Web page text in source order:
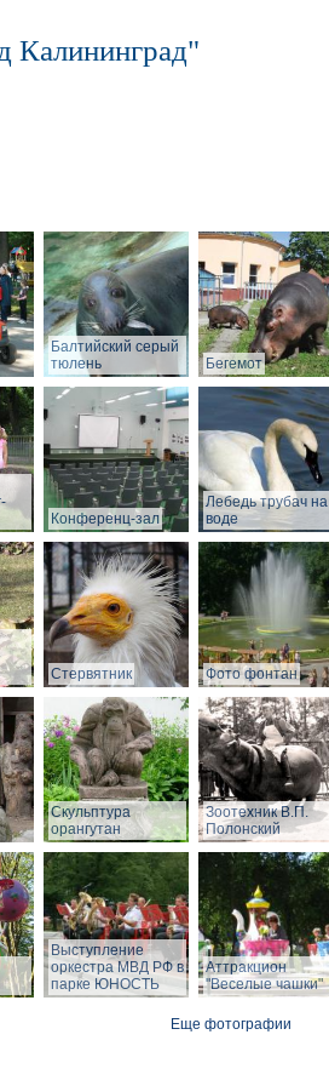
Калининград"
Балтийский серый
тюлень
Бегемот
Конференц-зал
Лебедь трубач на
воде
Стервятник Фото фонтан
Скульптура
орангутан
Зоотехник В.П.
Полонский
Выступление
оркестра МВД РФ в
парке ЮНОСТЬ
Аттракцион
"Веселые чашки"
Еще фотографии